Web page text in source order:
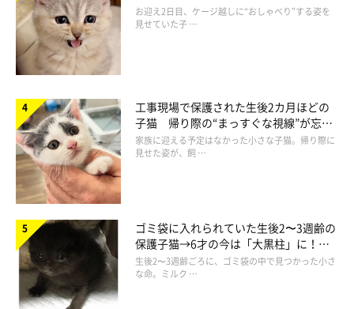
ドになるコに成長！
お迎え2日目、ケージ越しに“おしゃべり”する姿を
見せていた子 …
工事現場で保護された生後2カ月ほどの
子猫 帰り際の“まっすぐな視線”が忘れ
られず、家族の一員に
家族に迎える予定はなかった小さな子猫。帰り際に
見せた姿が、飼 …
ゴミ袋に入れられていた生後2〜3週齢の
保護子猫→6才の今は「大黒柱」に！
美しい黒猫に成長した姿にグッとくる
生後2〜3週齢ごろに、ゴミ袋の中で見つかった小さ
な命。ミルク …